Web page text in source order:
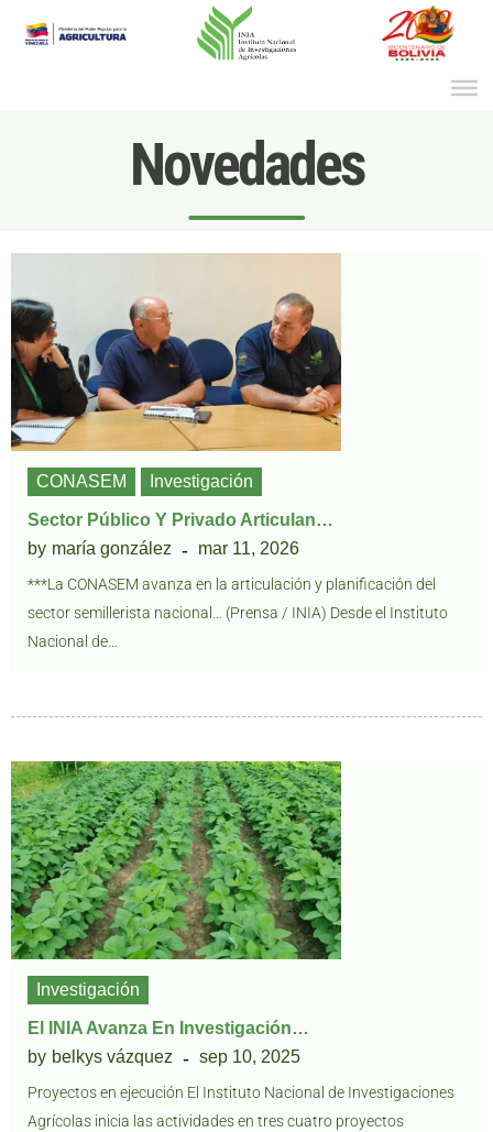
Novedades
CONASEM Investigación
Sector Público Y Privado Articulan…
by maría gonzález mar 11, 2026
***La CONASEM avanza en la articulación y planificación del
sector semillerista nacional… (Prensa / INIA) Desde el Instituto
Nacional de…
Investigación
El INIA Avanza En Investigación…
by belkys vázquez sep 10, 2025
Proyectos en ejecución El Instituto Nacional de Investigaciones
Agrícolas inicia las actividades en tres cuatro proyectos